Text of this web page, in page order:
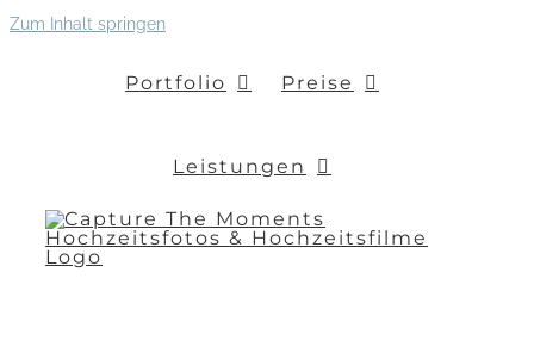
Zum Inhalt springen
Portfolio Preise
Leistungen